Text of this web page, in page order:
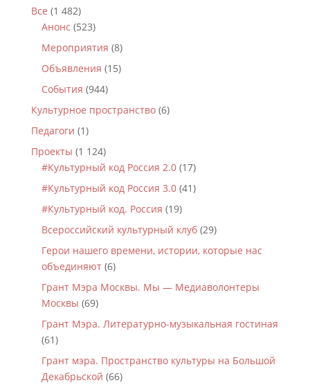
Все (1 482)
Анонс (523)
Мероприятия (8)
Объявления (15)
События (944)
Культурное пространство(6)
Педагоги (1)
Проекты (1 124)
#Культурный код Россия 2.0(17)
#Культурный код Россия 3.0(41)
#Культурный код. Россия (19)
Всероссийский культурный клуб(29)
Герои нашего времени, истории, которые нас
объединяют(6)
Грант Мэра Москвы. Мы — Медиаволонтеры
Москвы (69)
Грант Мэра. Литературно-музыкальная гостиная
(61)
Грант мэра. Пространство культуры на Большой
Декабрьской (66)